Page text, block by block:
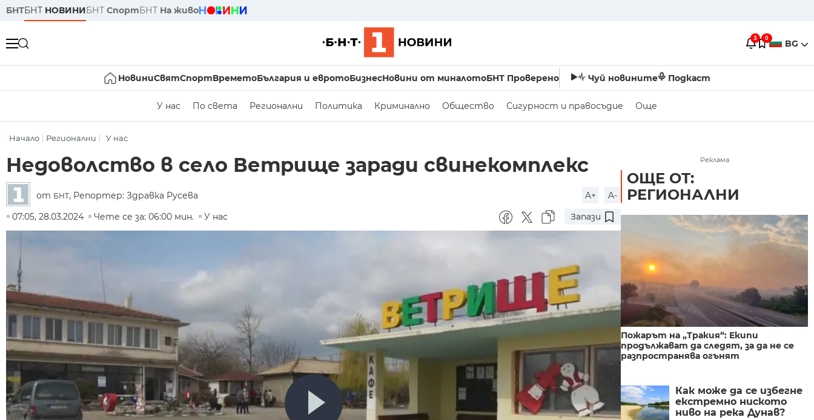
БНТБНТ НОВИНИБНТ СпортБНТ На живо
3 0 BG
НовиниСвятСпортВреметоБългария и евротоБизнесНовини от миналотоБНТ Проверено Чуй новините Подкаст
У нас По света Регионални Политика Криминално Общество Сигурност и правосъдие Още
Начало Регионални У нас
Недоволство в село Ветрище заради свинекомплекс
от БНТ, Репортер: Здравка Русева A+
A-
07:05, 28.03.2024
Чете се за: 06:00 мин. У нас Запази
Реклама
ОЩЕ ОТ:
РЕГИОНАЛНИ
Пожарът на „Тракия“: Екипи
продължават да следят, за да не се
разпространява огънят
Как може да се избегне
екстремно ниското
ниво на река Дунав?